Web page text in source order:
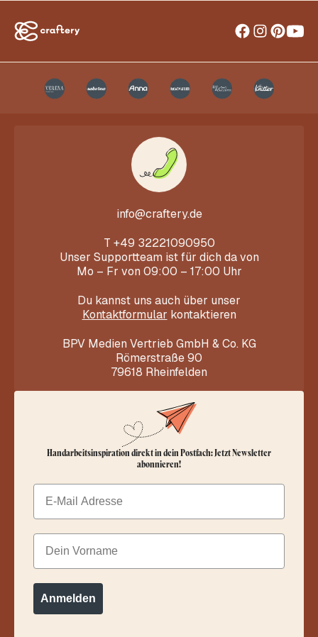
info@craftery.de
T +49 32221090950
Unser Supportteam ist für dich da von
Mo – Fr von 09:00 – 17:00 Uhr
Du kannst uns auch über unser
Kontaktformular kontaktieren
BPV Medien Vertrieb GmbH & Co. KG
Römerstraße 90
79618 Rheinfelden
Handarbeitsinspiration direkt in dein Postfach: Jetzt Newsletter
abonnieren!
Email
Dein Vorname
Anmelden